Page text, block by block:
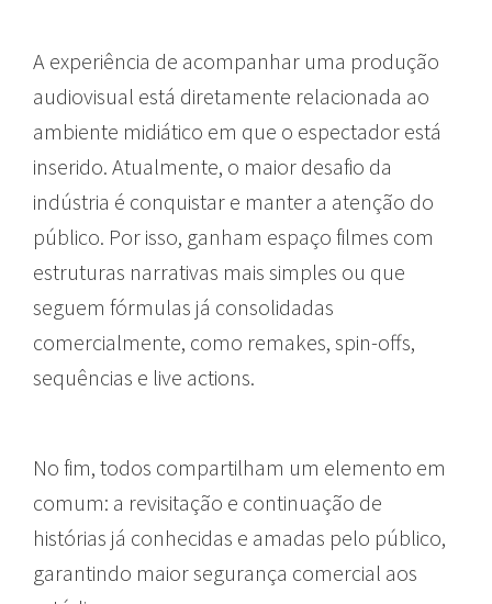
A experiência de acompanhar uma produção
audiovisual está diretamente relacionada ao
ambiente midiático em que o espectador está
inserido. Atualmente, o maior desafio da
indústria é conquistar e manter a atenção do
público. Por isso, ganham espaço filmes com
estruturas narrativas mais simples ou que
seguem fórmulas já consolidadas
comercialmente, como remakes, spin-offs,
sequências e live actions.
No fim, todos compartilham um elemento em
comum: a revisitação e continuação de
histórias já conhecidas e amadas pelo público,
garantindo maior segurança comercial aos